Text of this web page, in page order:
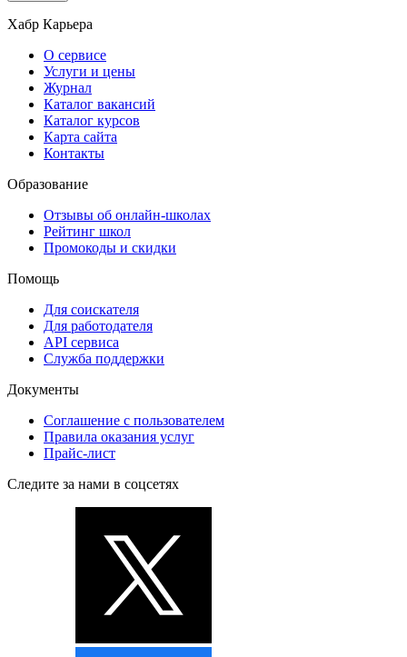
Хабр Карьера
О сервисе
Услуги и цены
Журнал
Каталог вакансий
Каталог курсов
Карта сайта
Контакты
Образование
Отзывы об онлайн-школах
Рейтинг школ
Промокоды и скидки
Помощь
Для соискателя
Для работодателя
API сервиса
Служба поддержки
Документы
Соглашение с пользователем
Правила оказания услуг
Прайс-лист
Следите за нами в соцсетях